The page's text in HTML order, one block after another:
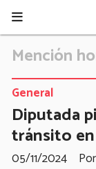
Mención
Diputada
tránsito
General
05/11/2024